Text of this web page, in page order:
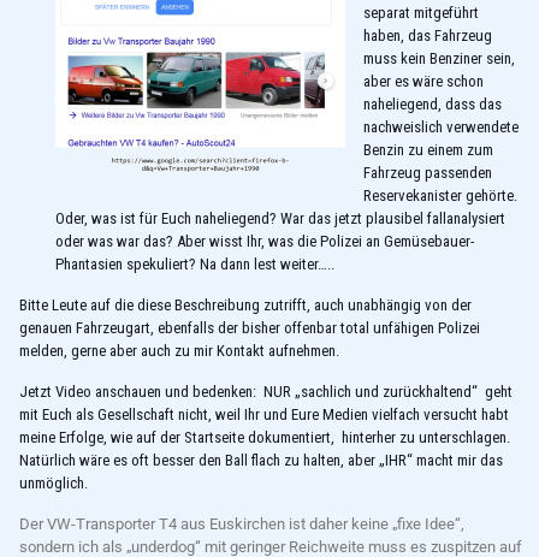
separat mitgeführt
haben, das Fahrzeug
muss kein Benziner sein,
aber es wäre schon
naheliegend, dass das
nachweislich verwendete
Benzin zu einem zum
Fahrzeug passenden
Reservekanister gehörte.
Oder, was ist für Euch naheliegend? War das jetzt plausibel fallanalysiert
oder was war das? Aber wisst Ihr, was die Polizei an Gemüsebauer-
Phantasien spekuliert? Na dann lest weiter…..
Bitte Leute auf die diese Beschreibung zutrifft, auch unabhängig von der
genauen Fahrzeugart, ebenfalls der bisher offenbar total unfähigen Polizei
melden, gerne aber auch zu mir Kontakt aufnehmen.
Jetzt Video anschauen und bedenken: NUR „sachlich und zurückhaltend“ geht
mit Euch als Gesellschaft nicht, weil Ihr und Eure Medien vielfach versucht habt
meine Erfolge, wie auf der Startseite dokumentiert, hinterher zu unterschlagen.
Natürlich wäre es oft besser den Ball flach zu halten, aber „IHR“ macht mir das
unmöglich.
Der VW-Transporter T4 aus Euskirchen ist daher keine „fixe Idee“,
sondern ich als „underdog“ mit geringer Reichweite muss es zuspitzen auf